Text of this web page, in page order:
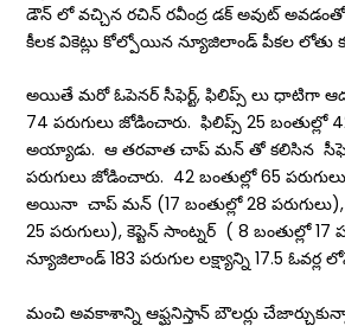
డౌన్ లో వచ్చిన రచిన్ రవీంద్ర డక్ అవుట్ అవడంతో
కీలక వికెట్లు కోల్పోయిన న్యూజిలాండ్ పీకల లోతు
అయితే మరో ఓపెనర్ సీఫెర్ట్, ఫిలిప్స్ లు ధాటిగా
74 పరుగులు జోడించారు. ఫిలిప్స్ 25 బంతుల్లో
అయ్యాడు. ఆ తరవాత చాప్ మన్ తో కలిసిన
పరుగులు జోడించారు. 42 బంతుల్లో 65
అయినా చాప్ మన్ (17 బంతుల్లో 28
25 పరుగులు), కెప్టెన్ సాంట్నర్ ( 8 బంతుల్లో
న్యూజిలాండ్ 183 పరుగుల లక్ష్యాన్ని 17.5
మంచి అవకాశాన్ని ఆఫ్ఘనిస్తాన్ బౌలర్లు